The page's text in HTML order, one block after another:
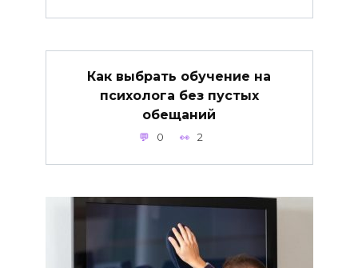
Как выбрать обучение на
психолога без пустых
обещаний
0 2